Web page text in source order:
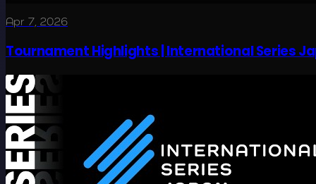
Apr 7, 2026
Tournament Highlights | International Series